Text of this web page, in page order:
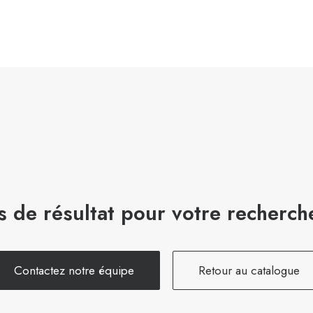
de résultat pour votre
Contactez notre équipe Retour au catalogue